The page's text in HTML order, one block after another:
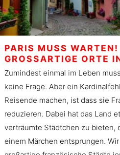
PARIS MUSS
GROSSARTIGE ORTE
Zumindest einmal im Leben
keine Frage. Aber ein
Reisende machen, ist dass sie
reduzieren. Dabei hat das Land
verträumte Städtchen zu bieten,
einem Märchen entsprungen.